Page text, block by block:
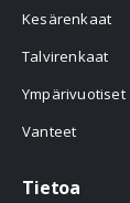
Kesärenkaat
Talvirenkaat
Ympärivuotiset
Vanteet
Tietoa